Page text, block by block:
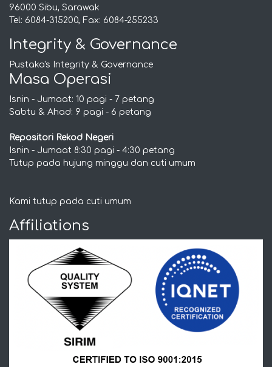
96000 Sibu, Sarawak
Tel: 6084-315200, Fax: 6084-255233
Integrity & Governance
Pustaka's Integrity & Governance
Masa Operasi
Isnin - Jumaat: 10 pagi - 7 petang
Sabtu & Ahad: 9 pagi - 6 petang
Repositori Rekod Negeri
Isnin - Jumaat 8:30 pagi - 4:30 petang
Tutup pada hujung minggu dan cuti umum
Kami tutup pada cuti umum
Affiliations